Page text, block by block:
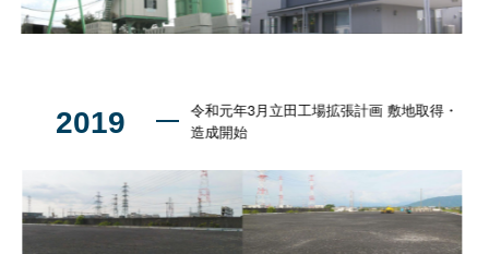
2019
令和元年3月立田工場拡張計画 敷地取得・
造成開始